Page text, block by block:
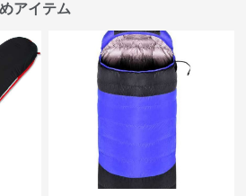
アイテム